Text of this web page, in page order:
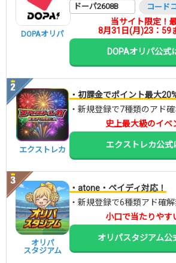
DOPAオリパ
ドーパ2608B コード
当サイト限定！
8月31日(月)23：59
DOPAオリパ公式
エクストレカ
・初課金でポイント最大
・新規登録で7種類のアド
史上最大級のイベ
エクストレカ公式
オリパ
スタジアム
・atone・ペイディ対応！
・新規登録で6種類アド確
小口で当たりやす
オリパスタジアム公